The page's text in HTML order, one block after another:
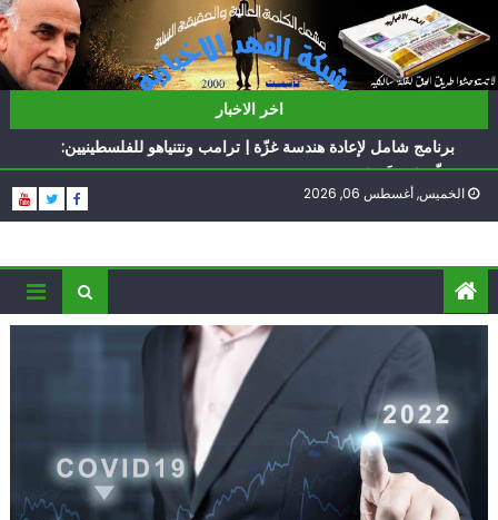
to
content
اخر الاخبار
ناشطة أمريكية يهودية تدعو الدول العربية لوقف التطبيع
أيّ تحدّيات يواجهها حزب الله؟
برنامج شامل لإعادة هندسة غزّة | ترامب ونتنياهو للفلسطينيين:
سلّموا تسلَموا
الغرب يدفن اتفاقاً وُلد ميتاً | إيران تحت العقوبات: جاهزون
ناشطة أمريكية يهودية تدعو الدول العربية لوقف التطبيع
أيّ تحدّيات يواجهها حزب الله؟
الخميس, أغسطس 06, 2026